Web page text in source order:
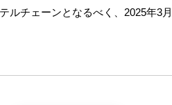
ルチェーンとなるべく、2025年3